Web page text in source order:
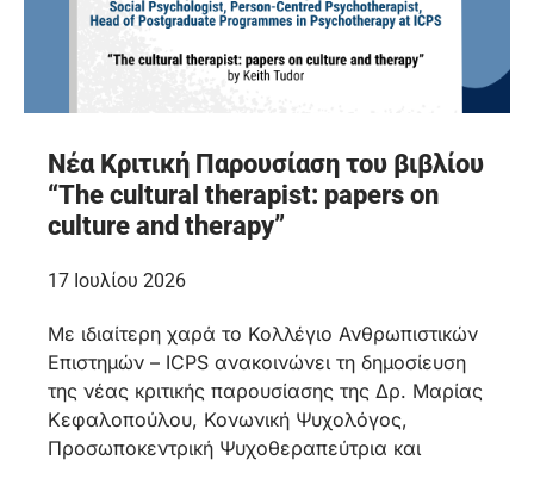
Νέα Κριτική Παρουσίαση του βιβλίου
“The cultural therapist: papers on
culture and therapy”
17 Ιουλίου 2026
Με ιδιαίτερη χαρά το Κολλέγιο Ανθρωπιστικών
Επιστημών – ICPS ανακοινώνει τη δημοσίευση
της νέας κριτικής παρουσίασης της Δρ. Μαρίας
Κεφαλοπούλου, Κονωνική Ψυχολόγος,
Προσωποκεντρική Ψυχοθεραπεύτρια και